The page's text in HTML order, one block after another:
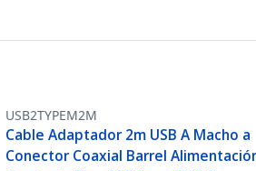
USB2TYPEM2M
Cable Adaptador 2m USB A Macho a
Conector Coaxial Barrel